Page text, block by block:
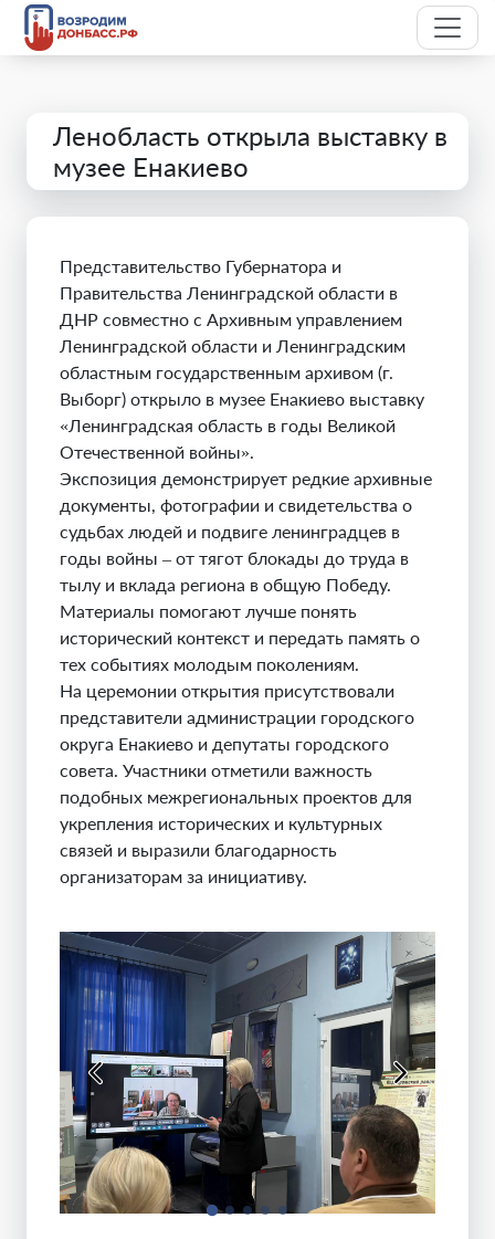
Ленобласть открыла выставку в
музее Енакиево
Представительство Губернатора и
Правительства Ленинградской области в
ДНР совместно с Архивным управлением
Ленинградской области и Ленинградским
областным государственным архивом (г.
Выборг) открыло в музее Енакиево выставку
«Ленинградская область в годы Великой
Отечественной войны».
Экспозиция демонстрирует редкие архивные
документы, фотографии и свидетельства о
судьбах людей и подвиге ленинградцев в
годы войны – от тягот блокады до труда в
тылу и вклада региона в общую Победу.
Материалы помогают лучше понять
исторический контекст и передать память о
тех событиях молодым поколениям.
На церемонии открытия присутствовали
представители администрации городского
округа Енакиево и депутаты городского
совета. Участники отметили важность
подобных межрегиональных проектов для
укрепления исторических и культурных
связей и выразили благодарность
организаторам за инициативу.